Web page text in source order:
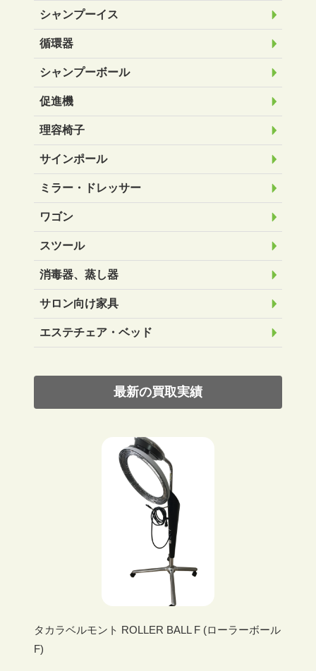
シャンプーイス
循環器
シャンプーボール
促進機
理容椅子
サインポール
ミラー・ドレッサー
ワゴン
スツール
消毒器、蒸し器
サロン向け家具
エステチェア・ベッド
最新の買取実績
タカラベルモント ROLLER BALL F (ローラーボール
F)